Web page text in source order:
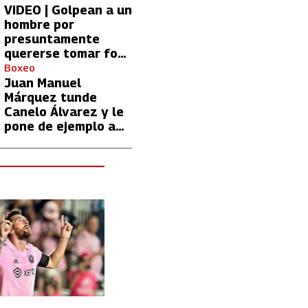
VIDEO | Golpean a un
hombre por
presuntamente
quererse tomar foto
con Lionel Messi
Boxeo
Juan Manuel
Márquez tunde
Canelo Álvarez y le
pone de ejemplo a